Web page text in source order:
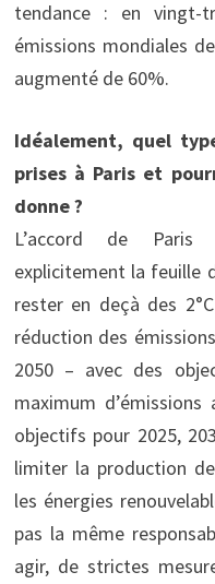
tendance : en vingt-
émissions mondiales
augmenté de 60%.
Idéalement, quel
prises à Paris et
donne ?
L’accord de Paris
explicitement la feuille
rester en deçà des
réduction des
2050 – avec des
maximum
objectifs pour 2025,
limiter la production
les énergies
pas la même
agir, de strictes